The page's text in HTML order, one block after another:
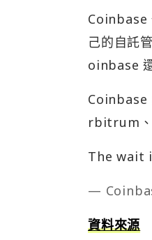
Coinbase
己的自託
oinbase
Coinbase
rbitrum、
The wait
—
資料來源